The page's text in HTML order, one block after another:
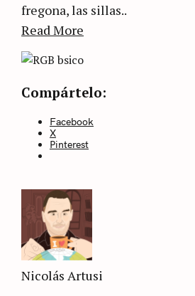
fregona, las sillas..
Read More
CategoriesSin
Compártelo:
Facebook
X
Pinterest
Nicolás Artusi